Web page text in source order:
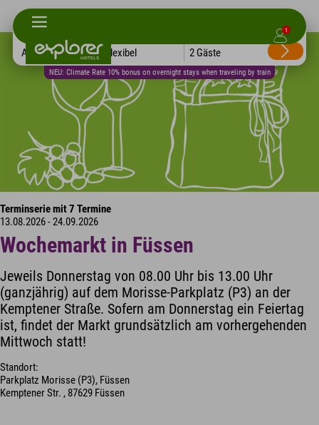
1
NEU: Climate Rate 10% bonus on overnight stays when traveling by train
Alle Hotels Flexibel 2 Gäste
Terminserie mit 7 Termine
13.08.2026 - 24.09.2026
Wochemarkt in Füssen
Jeweils Donnerstag von 08.00 Uhr bis 13.00 Uhr
(ganzjährig) auf dem Morisse-Parkplatz (P3) an der
Kemptener Straße. Sofern am Donnerstag ein Feiertag
ist, findet der Markt grundsätzlich am vorhergehenden
Mittwoch statt!
Standort:
Parkplatz Morisse (P3), Füssen
Kemptener Str. , 87629 Füssen